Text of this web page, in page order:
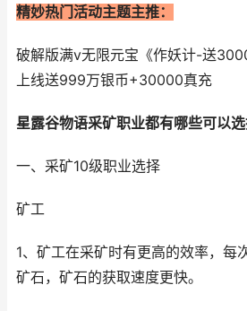
精妙热门活动主题主推：
破解版满v无限元宝《作妖计-送
上线送999万银币+30000真充
星露谷物语采矿职业都有哪些可以选
一、采矿10级职业选择
矿工
1、矿工在采矿时有更高的效率，每
矿石，矿石的获取速度更快。